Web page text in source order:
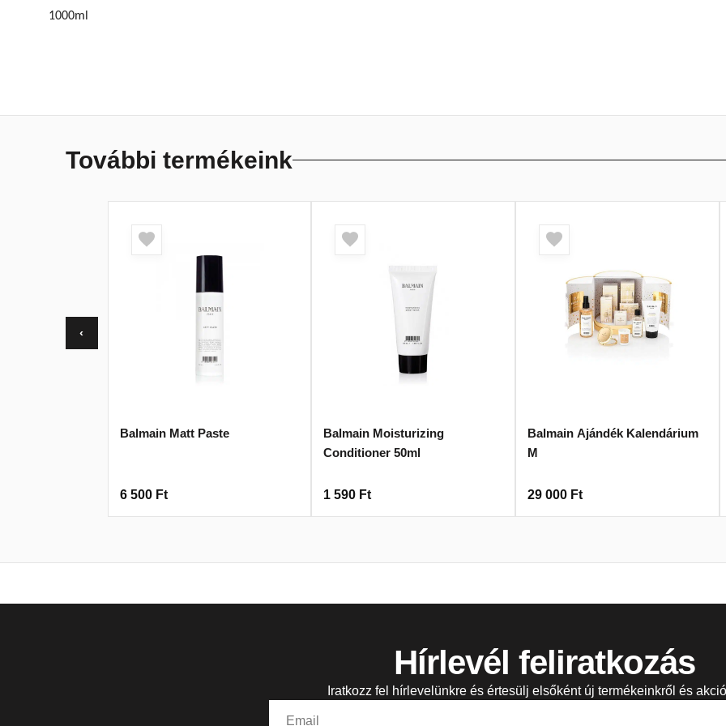
1000ml
További termékeink
‹
Balmain Matt Paste
6 500 Ft
Balmain Moisturizing
Conditioner 50ml
1 590 Ft
Balmain Ajándék Kalendárium
M
29 000 Ft
Hírlevél feliratkozás
Iratkozz fel hírlevelünkre és értesülj elsőként új termékeinkről és